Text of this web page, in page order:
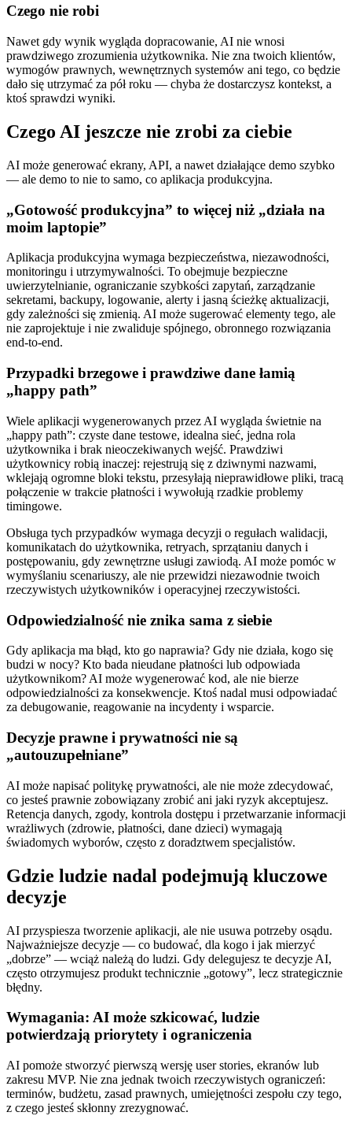
Czego nie robi
Nawet gdy wynik wygląda dopracowanie, AI nie wnosi
prawdziwego zrozumienia użytkownika. Nie zna twoich klientów,
wymogów prawnych, wewnętrznych systemów ani tego, co będzie
dało się utrzymać za pół roku — chyba że dostarczysz kontekst, a
ktoś sprawdzi wyniki.
Czego AI jeszcze nie zrobi za ciebie
AI może generować ekrany, API, a nawet działające demo szybko
— ale demo to nie to samo, co aplikacja produkcyjna.
„Gotowość produkcyjna” to więcej niż „działa na
moim laptopie”
Aplikacja produkcyjna wymaga bezpieczeństwa, niezawodności,
monitoringu i utrzymywalności. To obejmuje bezpieczne
uwierzytelnianie, ograniczanie szybkości zapytań, zarządzanie
sekretami, backupy, logowanie, alerty i jasną ścieżkę aktualizacji,
gdy zależności się zmienią. AI może sugerować elementy tego, ale
nie zaprojektuje i nie zwaliduje spójnego, obronnego rozwiązania
end‑to‑end.
Przypadki brzegowe i prawdziwe dane łamią
„happy path”
Wiele aplikacji wygenerowanych przez AI wygląda świetnie na
„happy path”: czyste dane testowe, idealna sieć, jedna rola
użytkownika i brak nieoczekiwanych wejść. Prawdziwi
użytkownicy robią inaczej: rejestrują się z dziwnymi nazwami,
wklejają ogromne bloki tekstu, przesyłają nieprawidłowe pliki, tracą
połączenie w trakcie płatności i wywołują rzadkie problemy
timingowe.
Obsługa tych przypadków wymaga decyzji o regułach walidacji,
komunikatach do użytkownika, retryach, sprzątaniu danych i
postępowaniu, gdy zewnętrzne usługi zawiodą. AI może pomóc w
wymyślaniu scenariuszy, ale nie przewidzi niezawodnie twoich
rzeczywistych użytkowników i operacyjnej rzeczywistości.
Odpowiedzialność nie znika sama z siebie
Gdy aplikacja ma błąd, kto go naprawia? Gdy nie działa, kogo się
budzi w nocy? Kto bada nieudane płatności lub odpowiada
użytkownikom? AI może wygenerować kod, ale nie bierze
odpowiedzialności za konsekwencje. Ktoś nadal musi odpowiadać
za debugowanie, reagowanie na incydenty i wsparcie.
Decyzje prawne i prywatności nie są
„autouzupełniane”
AI może napisać politykę prywatności, ale nie może zdecydować,
co jesteś prawnie zobowiązany zrobić ani jaki ryzyk akceptujesz.
Retencja danych, zgody, kontrola dostępu i przetwarzanie informacji
wrażliwych (zdrowie, płatności, dane dzieci) wymagają
świadomych wyborów, często z doradztwem specjalistów.
Gdzie ludzie nadal podejmują kluczowe
decyzje
AI przyspiesza tworzenie aplikacji, ale nie usuwa potrzeby osądu.
Najważniejsze decyzje — co budować, dla kogo i jak mierzyć
„dobrze” — wciąż należą do ludzi. Gdy delegujesz te decyzje AI,
często otrzymujesz produkt technicznie „gotowy”, lecz strategicznie
błędny.
Wymagania: AI może szkicować, ludzie
potwierdzają priorytety i ograniczenia
AI pomoże stworzyć pierwszą wersję user stories, ekranów lub
zakresu MVP. Nie zna jednak twoich rzeczywistych ograniczeń:
terminów, budżetu, zasad prawnych, umiejętności zespołu czy tego,
z czego jesteś skłonny zrezygnować.